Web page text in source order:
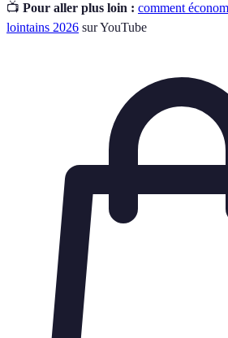
📺 Pour aller plus loin : comment
lointains 2026 sur YouTube